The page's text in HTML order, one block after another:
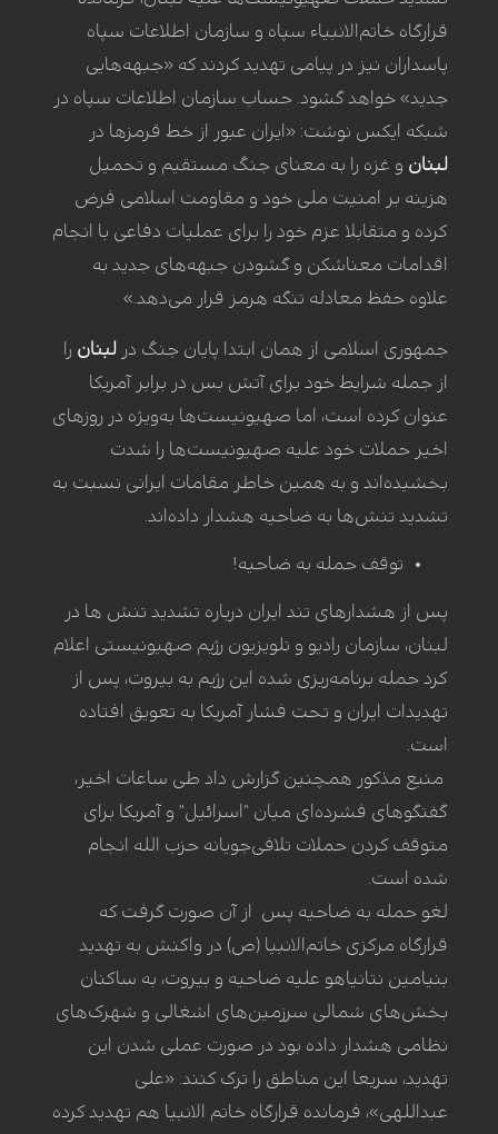
قرارگاه خاتم‌الانبیاء‌ سپاه و سازمان اطلاعات سپاه
پاسداران نیز در پیامی تهدید کردند که «جبهه‌هایی
جدید» خواهد گشود. حساب سازمان اطلاعات سپاه در
شبکه ایکس نوشت:‌ «ایران عبور از خط قرمزها در
لبنان و غزه را به معنای جنگ مستقیم و تحمیل
هزینه بر امنیت ملی خود و مقاومت اسلامی فرض
کرده و متقابلا عزم خود را برای عملیات دفاعی با انجام
اقدامات معناشکن و گشودن جبهه‌های جدید به
علاوه حفظ معادله تنگه هرمز قرار می‌دهد.»
جمهوری اسلامی از همان ابتدا پایان جنگ در لبنان را
از جمله شرایط خود برای آتش بس در برابر آمریکا
عنوان کرده است، اما صهیونیست‌ها به‌ویژه در روزهای
اخیر حملات خود علیه صهیونیست‌ها را شدت
بخشیده‌اند و به همین خاطر مقامات ایرانی نسبت به
تشدید تنش‌ها به ضاحیه هشدار داده‌اند.
توقف حمله به ضاحیه!
پس از هشدارهای تند ایران درباره تشدید تنش ها در
لبنان، سازمان رادیو و تلویزیون رژیم صهیونیستی اعلام
کرد حمله برنامه‌ریزی ‌شده این رژیم به بیروت، پس از
تهدیدات ایران و تحت فشار آمریکا به تعویق افتاده
است.
منبع مذکور همچنین گزارش داد طی ساعات اخیر،
گفتگوهای فشرده‌ای میان "اسرائیل" و آمریکا برای
متوقف کردن حملات تلافی‌جویانه حزب ‌الله انجام
شده است.
لغو حمله به ضاحیه پس از آن صورت گرفت که
قرارگاه مرکزی خاتم‌الانبیا (ص) در واکنش به تهدید
بنیامین نتانیاهو علیه ضاحیه و بیروت، به ساکنان
بخش‌های شمالی سرزمین‌های اشغالی و شهرک‌های
نظامی هشدار داده بود در صورت عملی شدن این
تهدید، سریعا این مناطق را ترک کنند. «علی
عبداللهی»، فرمانده قرارگاه خاتم الانبیا هم تهدید کرده